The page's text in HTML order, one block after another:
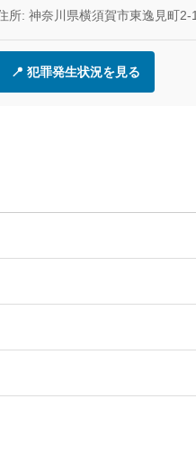
所: 神奈川県横須賀市東逸見町2-
📍 犯罪発生状況を見る